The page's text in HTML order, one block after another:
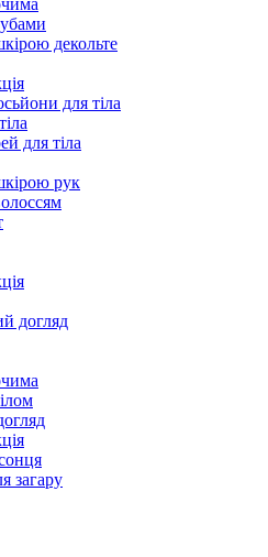
декольте
для тіла
для тіла
рук
догляд
загару